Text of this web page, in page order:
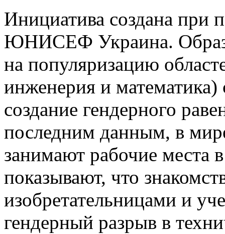
Инициатива создана
ЮНИСЕФ Украина.
на популяризацию
инженерия и
создание гендерного
последним данным, в
занимают рабочие места
показывают, что
изобретательницами и
гендерный разрыв в